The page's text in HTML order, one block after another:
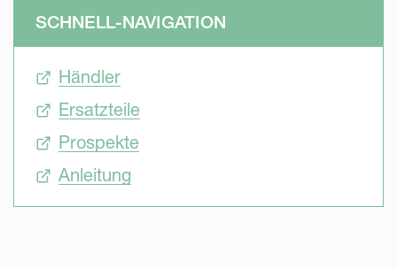
SCHNELL-NAVIGATION
Händler
Ersatzteile
Prospekte
Anleitung